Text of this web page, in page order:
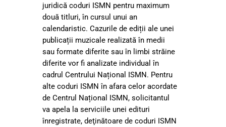
juridică coduri ISMN pentru maximum
două titluri, în cursul unui an
calendaristic. Cazurile de ediții ale unei
publicații muzicale realizată în medii
sau formate diferite sau în limbi străine
diferite vor fi analizate individual în
cadrul Centrului Național ISMN. Pentru
alte coduri ISMN în afara celor acordate
de Centrul Național ISMN, solicitantul
va apela la serviciile unei edituri
înregistrate, deţinătoare de coduri ISMN